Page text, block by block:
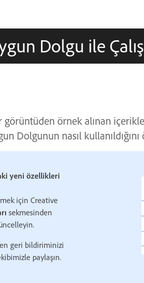
Dolgu ile
görüntüden örnek alınan
Dolgunun nasıl kullanıldığını
yeni özellikleri
için Creative
sekmesinden
geri bildiriminizi
paylaşın.